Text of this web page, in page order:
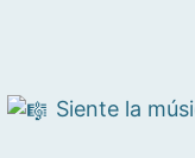
Siente la